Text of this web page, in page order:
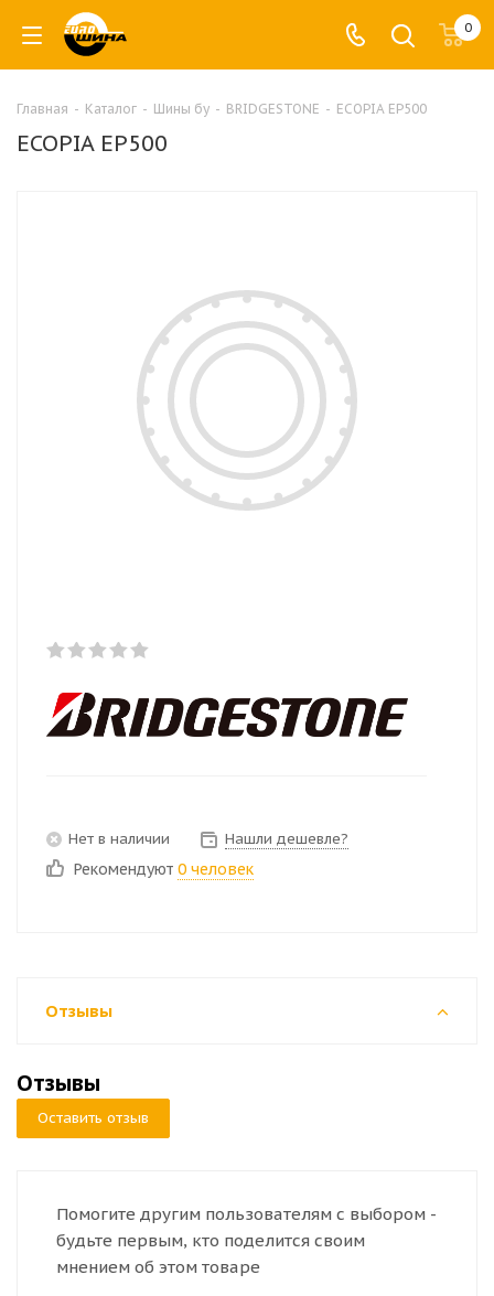
0
Главная - Каталог - Шины бу - BRIDGESTONE - ECOPIA EP500
ECOPIA EP500
Нет в наличии Нашли дешевле?
Рекомендуют 0 человек
Отзывы
Отзывы
Оставить отзыв
Помогите другим пользователям с выбором -
будьте первым, кто поделится своим
мнением об этом товаре